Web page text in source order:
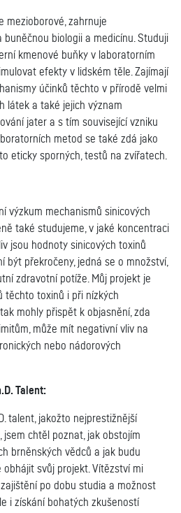
mezioborové, zahrnuje
buněčnou biologii a medicínu. Studuji
kmenové buňky v laboratorním
efekty v lidském těle. Zajímají
účinků těchto v přírodě velmi
látek a také jejich význam
jater a s tím související vzniku
metod se také zdá jako
eticky sporných, testů na zvířatech.
výzkum mechanismů sinicových
také studujeme, v jaké koncentraci
jsou hodnoty sinicových toxinů
být překročeny, jedná se o množství,
zdravotní potíže. Můj projekt je
těchto toxinů i při nízkých
mohly přispět k objasnění, zda
může mít negativní vliv na
nebo nádorových
Talent:
talent, jakožto nejprestižnější
chtěl poznat, jak obstojím
brněnských vědců a jak budu
svůj projekt. Vítězství mi
po dobu studia a možnost
i získání bohatých zkušeností